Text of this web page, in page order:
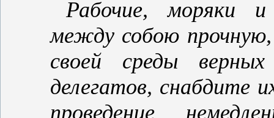
Рабочие, моряки и
между собою прочную,
своей среды
делегатов, снабдите
проведение